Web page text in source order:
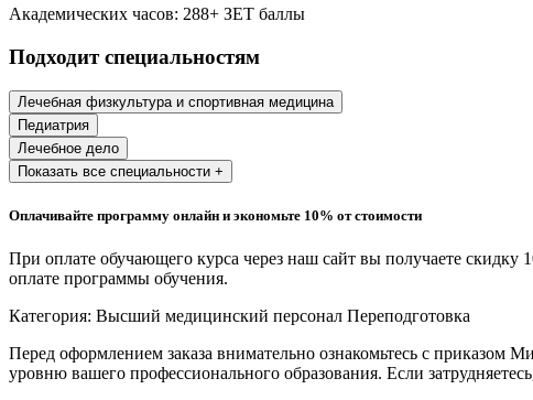
Социология и социальная работа
и служащих
Психологические науки
природообустройство
Экологическая безопасность в
Академических часов: 288+ ЗЕТ баллы
Подходит специальностям
Лечебная физкультура и спортивная медицина
Педиатрия
Лечебное дело
Показать все специальности +
Оплачивайте программу онлайн и экономьте 10% от стоимости
При оплате обучающего курса через наш сайт вы получаете скидку
оплате программы обучения.
Категория: Высший медицинский персонал Переподготовка
Перед оформлением заказа внимательно ознакомьтесь с приказом
уровню вашего профессионального образования. Если